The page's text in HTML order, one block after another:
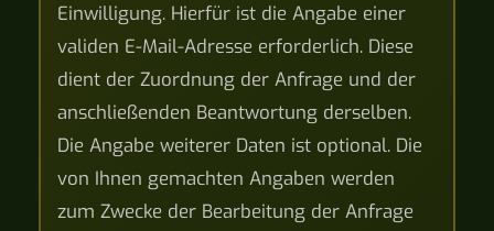
Einwilligung. Hierfür ist die Angabe einer
validen E-Mail-Adresse erforderlich. Diese
dient der Zuordnung der Anfrage und der
anschließenden Beantwortung derselben.
Die Angabe weiterer Daten ist optional. Die
von Ihnen gemachten Angaben werden
zum Zwecke der Bearbeitung der Anfrage